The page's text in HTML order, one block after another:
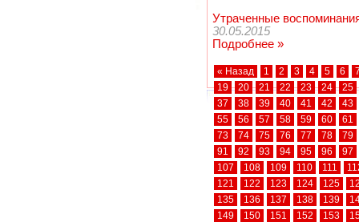
Утраченные
30.05.2015
Подробнее »
« Назад 1 2 3 4 5 6
19
20 21 22 23 24
25
37
38 39 40 41 42
43
55
56 57 58 59 60
61
73
74 75 76 77 78
79
91
92 93 94 95 96
97
107
108 109 110 111
121
122 123 124 125
135
136 137 138 139
149
150 151 152 153